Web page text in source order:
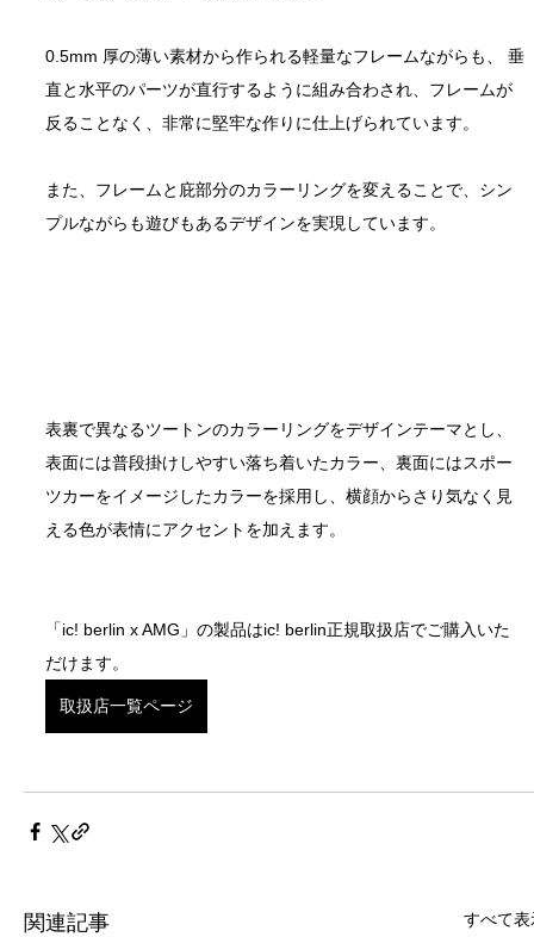
0.5mm 厚の薄い素材から作られる軽量なフレームながらも、 垂
直と水平のパーツが直行するように組み合わされ、フレームが
反ることなく、非常に堅牢な作りに仕上げられています。
また、フレームと庇部分のカラーリングを変えることで、シン
プルながらも遊びもあるデザインを実現しています。
表裏で異なるツートンのカラーリングをデザインテーマとし、
表面には普段掛けしやすい落ち着いたカラー、裏面にはスポー
ツカーをイメージしたカラーを採用し、横顔からさり気なく見
える色が表情にアクセントを加えます。
「ic! berlin x AMG」の製品はic! berlin正規取扱店でご購入いた
だけます。
取扱店一覧ページ
関連記事 すべて表